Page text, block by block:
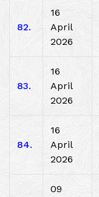
82.
16
April
2026
83.
16
April
2026
84.
16
April
2026
09